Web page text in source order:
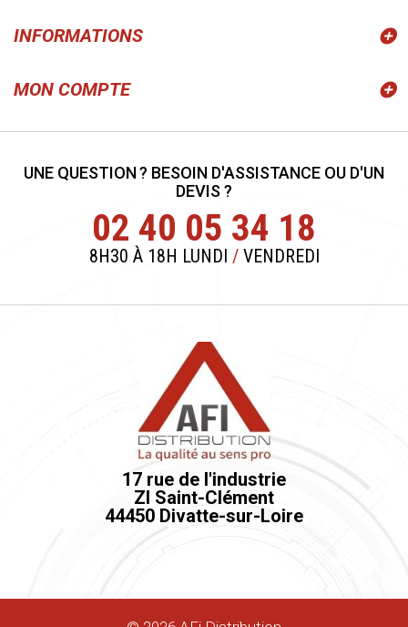
INFORMATIONS
MON COMPTE
UNE QUESTION ? BESOIN D'ASSISTANCE OU D'UN
DEVIS ?
02 40 05 34 18
8H30 À 18H LUNDI /VENDREDI
17 rue de l'industrie
ZI Saint-Clément
44450 Divatte-sur-Loire